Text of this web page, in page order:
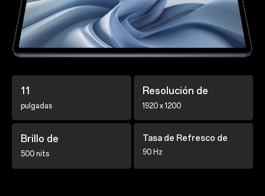
11
pulgadas
Resolución de
1920 x 1200
Brillo de
500 nits
Tasa de Refresco de
90 Hz